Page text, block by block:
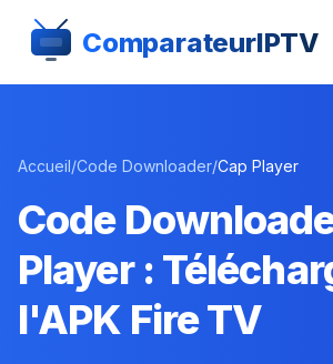
ComparateurIPTV
Accueil/Code Downloader/Cap Player
Code
Player :
l'APK Fire TV